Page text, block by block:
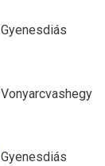
Gyenesdiás
Vonyarcvashegy
Gyenesdiás